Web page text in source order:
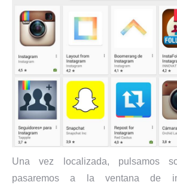
Una vez localizada, pulsamos
pasaremos a la ventana de